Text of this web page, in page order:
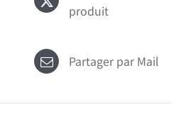
produit
Partager par Mail